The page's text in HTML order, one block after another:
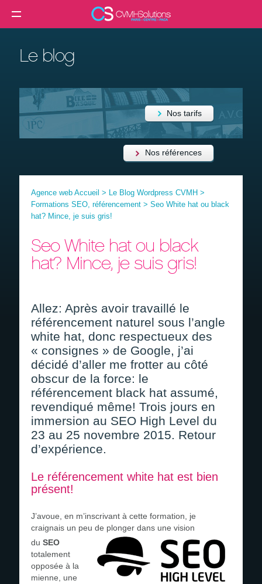
MENU
Créer un site internet
Création de site e-commerce
Création de site vitrine
Formation
Contact
Devis gratuit
Le blog
Nos tarifs
Nos références
Agence web Accueil > Le Blog Wordpress CVMH >
Formations SEO, référencement > Seo White hat ou black
hat? Mince, je suis gris!
Seo White hat ou black
hat? Mince, je suis gris!
Allez: Après avoir travaillé le
référencement naturel sous l’angle
white hat, donc respectueux des
« consignes » de Google, j’ai
décidé d’aller me frotter au côté
obscur de la force: le
référencement black hat assumé,
revendiqué même! Trois jours en
immersion au SEO High Level du
23 au 25 novembre 2015. Retour
d’expérience.
Le référencement white hat est bien
présent!
J’avoue, en m’inscrivant à cette formation, je
craignais un peu de plonger dans une vision
du SEO
totalement
opposée à la
mienne, une